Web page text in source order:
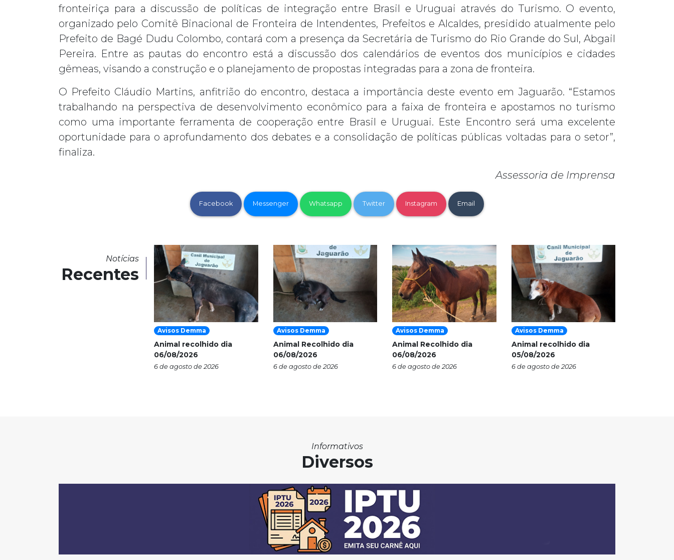
fronteiriça para a discussão de políticas de integração entre Brasil e Uruguai através do Turismo. O evento,
organizado pelo Comitê Binacional de Fronteira de Intendentes, Prefeitos e Alcaldes, presidido atualmente pelo
Prefeito de Bagé Dudu Colombo, contará com a presença da Secretária de Turismo do Rio Grande do Sul, Abgail
Pereira. Entre as pautas do encontro está a discussão dos calendários de eventos dos municípios e cidades
gêmeas, visando a construção e o planejamento de propostas integradas para a zona de fronteira.
O Prefeito Cláudio Martins, anfitrião do encontro, destaca a importância deste evento em Jaguarão. “Estamos
trabalhando na perspectiva de desenvolvimento econômico para a faixa de fronteira e apostamos no turismo
como uma importante ferramenta de cooperação entre Brasil e Uruguai. Este Encontro será uma excelente
oportunidade para o aprofundamento dos debates e a consolidação de políticas públicas voltadas para o setor”,
finaliza.
Assessoria de Imprensa
Facebook Messenger Whatsapp Twitter Instagram Email
Notícias
Recentes
Avisos Demma
Animal recolhido dia
06/08/2026
6 de agosto de 2026
Avisos Demma
Animal Recolhido dia
06/08/2026
6 de agosto de 2026
Avisos Demma
Animal Recolhido dia
06/08/2026
6 de agosto de 2026
Avisos Demma
Animal recolhido dia
05/08/2026
6 de agosto de 2026
Informativos
Diversos